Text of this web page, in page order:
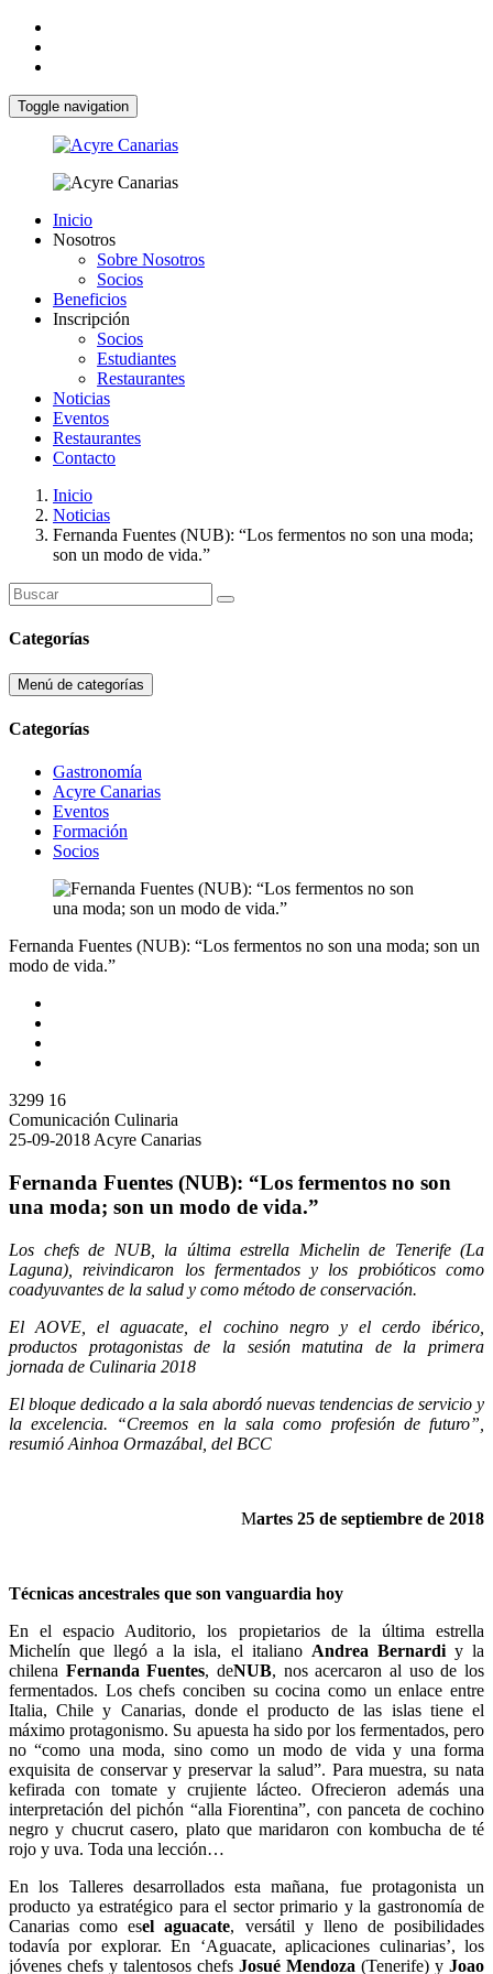
Toggle navigation
Inicio
Nosotros
Sobre Nosotros
Socios
Beneficios
Inscripción
Socios
Estudiantes
Restaurantes
Noticias
Eventos
Restaurantes
Contacto
Inicio
Noticias
Fernanda Fuentes (NUB): “Los fermentos no son una moda;
son un modo de vida.”
Categorías
Menú de categorías
Categorías
Gastronomía
Acyre Canarias
Eventos
Formación
Socios
Fernanda Fuentes (NUB): “Los fermentos no son una moda; son un
modo de vida.”
3299 16
Comunicación Culinaria
25-09-2018 Acyre Canarias
Fernanda Fuentes (NUB): “Los fermentos no son
una moda; son un modo de vida.”
Los chefs de NUB, la última estrella Michelin de Tenerife (La
Laguna), reivindicaron los fermentados y los probióticos como
coadyuvantes de la salud y como método de conservación.
El AOVE, el aguacate, el cochino negro y el cerdo ibérico,
productos protagonistas de la sesión matutina de la primera
jornada de Culinaria 2018
El bloque dedicado a la sala abordó nuevas tendencias de servicio y
la excelencia. “Creemos en la sala como profesión de futuro”,
resumió Ainhoa Ormazábal, del BCC
Martes 25 de septiembre de 2018
Técnicas ancestrales que son vanguardia hoy
En el espacio Auditorio, los propietarios de la última estrella
Michelín que llegó a la isla, el italiano Andrea Bernardiy la
chilena Fernanda Fuentes, deNUB, nos acercaron al uso de los
fermentados. Los chefs conciben su cocina como un enlace entre
Italia, Chile y Canarias, donde el producto de las islas tiene el
máximo protagonismo. Su apuesta ha sido por los fermentados, pero
no “como una moda, sino como un modo de vida y una forma
exquisita de conservar y preservar la salud”. Para muestra, su nata
kefirada con tomate y crujiente lácteo. Ofrecieron además una
interpretación del pichón “alla Fiorentina”, con panceta de cochino
negro y chucrut casero, plato que maridaron con kombucha de té
rojo y uva. Toda una lección…
En los Talleres desarrollados esta mañana, fue protagonista un
producto ya estratégico para el sector primario y la gastronomía de
Canarias como esel aguacate, versátil y lleno de posibilidades
todavía por explorar. En ‘Aguacate, aplicaciones culinarias’, los
jóvenes chefs y talentosos chefs Josué Mendoza (Tenerife) y Joao